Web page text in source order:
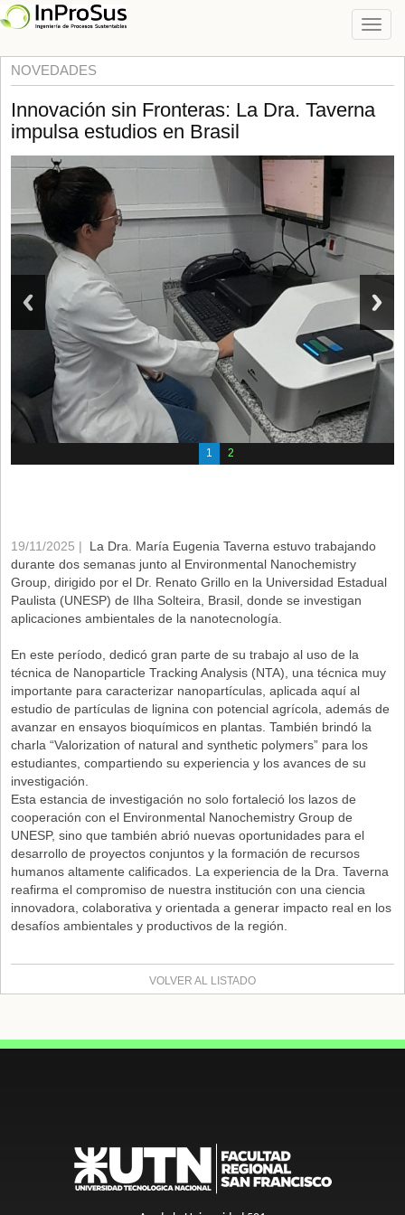
NOVEDADES
Innovación sin Fronteras: La Dra. Taverna
impulsa estudios en Brasil
1 2
19/11/2025 | La Dra. María Eugenia Taverna estuvo trabajando
durante dos semanas junto al Environmental Nanochemistry
Group, dirigido por el Dr. Renato Grillo en la Universidad Estadual
Paulista (UNESP) de Ilha Solteira, Brasil, donde se investigan
aplicaciones ambientales de la nanotecnología.
En este período, dedicó gran parte de su trabajo al uso de la
técnica de Nanoparticle Tracking Analysis (NTA), una técnica muy
importante para caracterizar nanopartículas, aplicada aquí al
estudio de partículas de lignina con potencial agrícola, además de
avanzar en ensayos bioquímicos en plantas. También brindó la
charla “Valorization of natural and synthetic polymers” para los
estudiantes, compartiendo su experiencia y los avances de su
investigación.
Esta estancia de investigación no solo fortaleció los lazos de
cooperación con el Environmental Nanochemistry Group de
UNESP, sino que también abrió nuevas oportunidades para el
desarrollo de proyectos conjuntos y la formación de recursos
humanos altamente calificados. La experiencia de la Dra. Taverna
reafirma el compromiso de nuestra institución con una ciencia
innovadora, colaborativa y orientada a generar impacto real en los
desafíos ambientales y productivos de la región.
VOLVER AL LISTADO